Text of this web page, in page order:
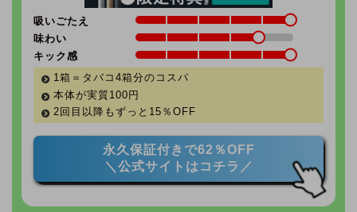
吸いごたえ
味わい
キック感
1箱＝タバコ4箱分のコスパ
本体が実質100円
2回目以降もずっと 15％ OFF
永久保証付きで62％OFF
＼公式サイトはコチラ／